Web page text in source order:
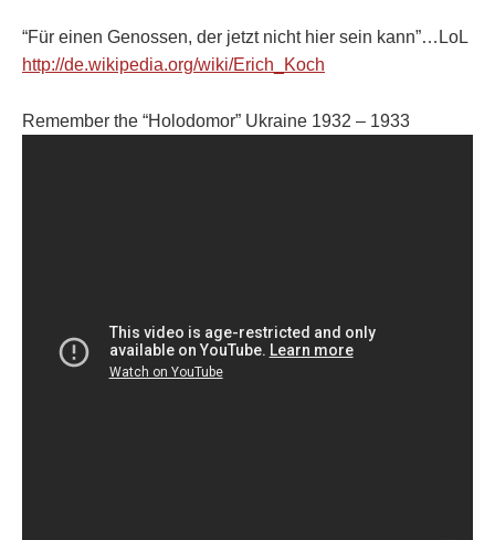
“Für einen Genossen, der jetzt nicht hier sein kann”…LoL
http://de.wikipedia.org/wiki/Erich_Koch
Remember the “Holodomor” Ukraine 1932 – 1933